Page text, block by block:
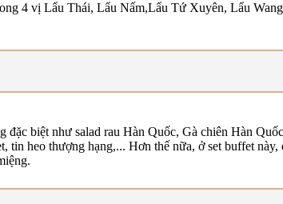
4 vị Lẩu Thái, Lẩu Nấm,Lẩu Tứ Xuyên, Lẩu
biệt như salad rau Hàn Quốc, Gà chiên Hàn
heo thượng hạng,... Hơn thế nữa, ở set buffet này,